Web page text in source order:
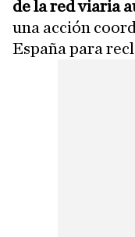
de la red viaria
una acción
España para